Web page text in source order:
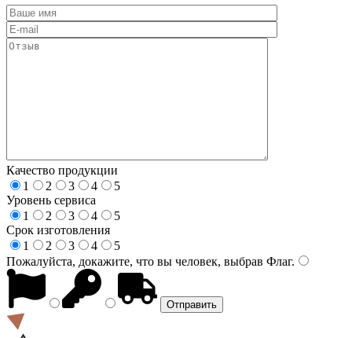
Качество продукции
1
2 3 4
5
Уровень сервиса
1
2 3 4
5
Срок изготовления
1
2 3 4
5
Пожалуйста, докажите, что вы человек, выбрав Флаг.